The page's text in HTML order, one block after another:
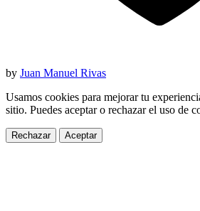
by Juan Manuel Rivas
Usamos cookies para mejorar tu
sitio. Puedes aceptar o rechazar el uso de
Rechazar Aceptar